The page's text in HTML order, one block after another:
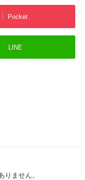
Pocket
LINE
りません。